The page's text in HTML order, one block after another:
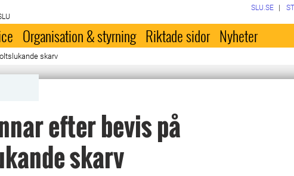
SLU.SE
Organisation & styrning Riktade sidor Nyheter
skarv
efter bevis på
skarv